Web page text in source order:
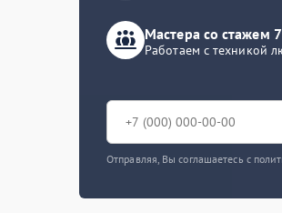
Мастера со стажем
Работаем с техникой
Отправляя, Вы соглашаетесь с